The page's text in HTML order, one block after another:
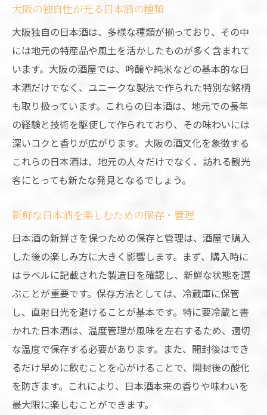
大阪の独自性が光る日本酒の種類
大阪独自の日本酒は、多様な種類が揃っており、その中
には地元の特産品や風土を活かしたものが多く含まれて
います。大阪の酒屋では、吟醸や純米などの基本的な日
本酒だけでなく、ユニークな製法で作られた特別な銘柄
も取り扱っています。これらの日本酒は、地元での長年
の経験と技術を駆使して作られており、その味わいには
深いコクと香りが広がります。大阪の酒文化を象徴する
これらの日本酒は、地元の人々だけでなく、訪れる観光
客にとっても新たな発見となるでしょう。
新鮮な日本酒を楽しむための保存・管理
日本酒の新鮮さを保つための保存と管理は、酒屋で購入
した後の楽しみ方に大きく影響します。まず、購入時に
はラベルに記載された製造日を確認し、新鮮な状態を選
ぶことが重要です。保存方法としては、冷蔵庫に保管
し、直射日光を避けることが基本です。特に要冷蔵と書
かれた日本酒は、温度管理が風味を左右するため、適切
な温度で保存する必要があります。また、開封後はでき
るだけ早めに飲むことを心がけることで、開封後の酸化
を防ぎます。これにより、日本酒本来の香りや味わいを
最大限に楽しむことができます。